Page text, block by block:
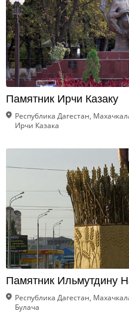
Памятник Ирчи Казаку
Республика Дагестан,
Ирчи Казака
Памятник Ильмутдину
Республика Дагестан,
Булача